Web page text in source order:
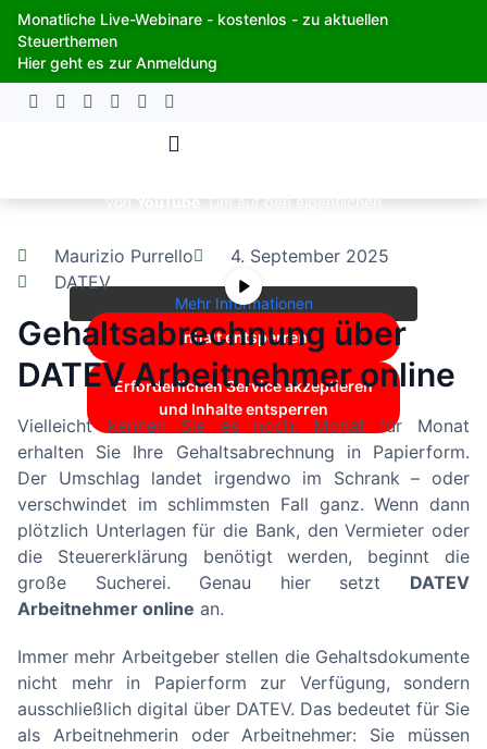
Zum
Inhalt
springen
Monatliche Live-Webinare - kostenlos - zu aktuellen
Steuerthemen
Hier geht es zur Anmeldung
vonYouTube. Um auf den eigentlichen
dass dabei Daten an Drittanbieter
weitergegeben werden.
Mehr Informationen
Inhalt entsperren
Erforderlichen Service akzeptieren
und Inhalte entsperren
Maurizio Purrello
4. September 2025
DATEV
Gehaltsabrechnung über
DATEV Arbeitnehmer online
Vielleicht kennen Sie es noch: Monat für Monat
erhalten Sie Ihre Gehaltsabrechnung in Papierform.
Der Umschlag landet irgendwo im Schrank – oder
verschwindet im schlimmsten Fall ganz. Wenn dann
plötzlich Unterlagen für die Bank, den Vermieter oder
die Steuererklärung benötigt werden, beginnt die
große Sucherei. Genau hier setzt DATEV
Arbeitnehmer online an.
Immer mehr Arbeitgeber stellen die Gehaltsdokumente
nicht mehr in Papierform zur Verfügung, sondern
ausschließlich digital über DATEV. Das bedeutet für Sie
als Arbeitnehmerin oder Arbeitnehmer: Sie müssen